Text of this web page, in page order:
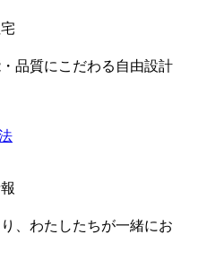
品質にこだわる自由設計
、わたしたちが一緒にお